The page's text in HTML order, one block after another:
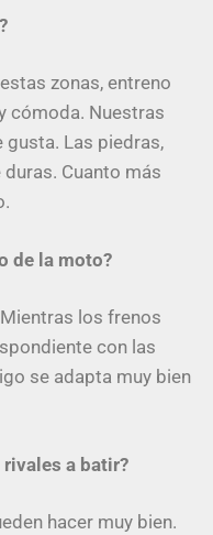
zonas, entreno
cómoda. Nuestras
gusta. Las piedras,
Cuanto más
de la moto?
los frenos
con las
se adapta muy bien
rivales a batir?
hacer muy bien.